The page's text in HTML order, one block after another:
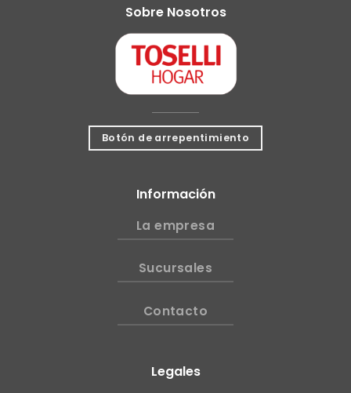
Sobre Nosotros
Botón de arrepentimiento
Información
La empresa
Sucursales
Contacto
Legales